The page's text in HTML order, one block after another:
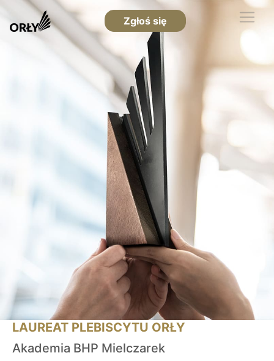
Zgłoś się
LAUREAT PLEBISCYTU ORŁY
Akademia BHP Mielczarek